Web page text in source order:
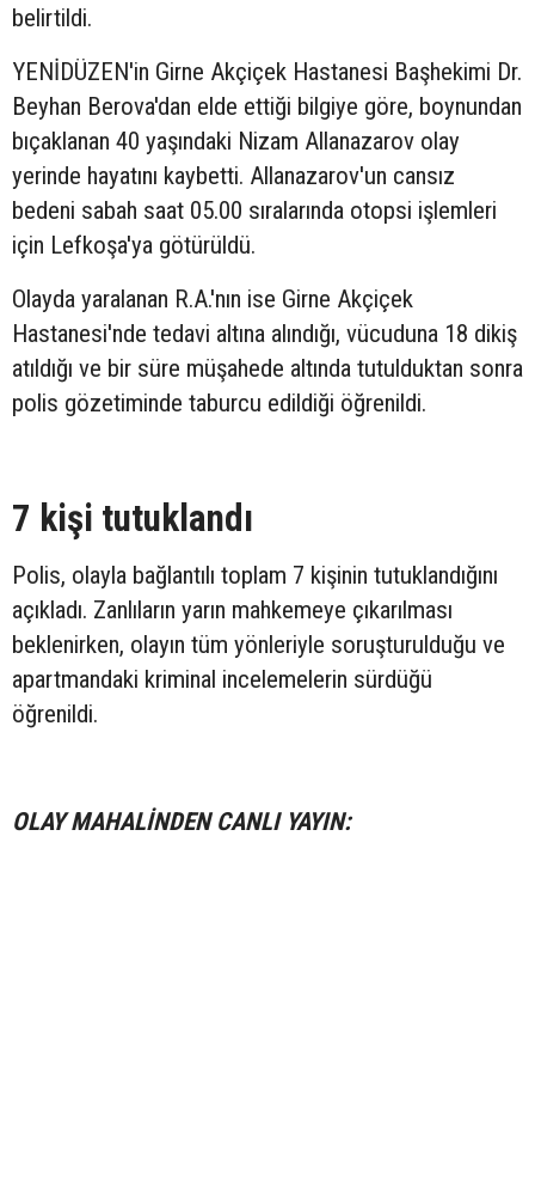
belirtildi.
YENİDÜZEN'in Girne Akçiçek Hastanesi Başhekimi Dr.
Beyhan Berova'dan elde ettiği bilgiye göre, boynundan
bıçaklanan 40 yaşındaki Nizam Allanazarov olay
yerinde hayatını kaybetti. Allanazarov'un cansız
bedeni sabah saat 05.00 sıralarında otopsi işlemleri
için Lefkoşa'ya götürüldü.
Olayda yaralanan R.A.'nın ise Girne Akçiçek
Hastanesi'nde tedavi altına alındığı, vücuduna 18 dikiş
atıldığı ve bir süre müşahede altında tutulduktan sonra
polis gözetiminde taburcu edildiği öğrenildi.
7 kişi tutuklandı
Polis, olayla bağlantılı toplam 7 kişinin tutuklandığını
açıkladı. Zanlıların yarın mahkemeye çıkarılması
beklenirken, olayın tüm yönleriyle soruşturulduğu ve
apartmandaki kriminal incelemelerin sürdüğü
öğrenildi.
OLAY MAHALİNDEN CANLI YAYIN: